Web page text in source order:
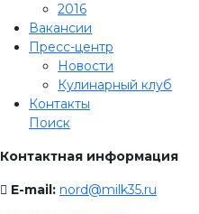
2016
Вакансии
Пресс-центр
Новости
Кулинарный клуб
Контакты
Поиск
Контактная информация
E-mail: nord@milk35.ru